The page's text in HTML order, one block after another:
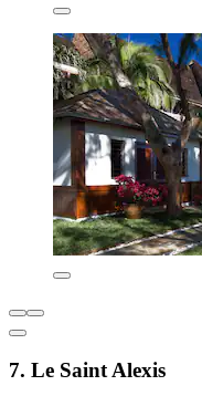
7. Le Saint Alexis